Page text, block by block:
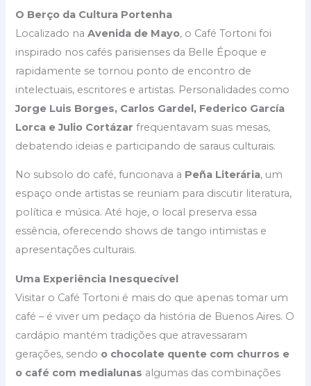
O Berço da Cultura Portenha
Localizado naAvenida de Mayo, o Café Tortoni foi
inspirado nos cafés parisienses da Belle Époque e
rapidamente se tornou ponto de encontro de
intelectuais, escritores e artistas. Personalidades como
Jorge Luis Borges, Carlos Gardel, Federico García
Lorca e Julio Cortázar frequentavam suas mesas,
debatendo ideias e participando de saraus culturais.
No subsolo do café, funcionava a Peña Literária, um
espaço onde artistas se reuniam para discutir literatura,
política e música. Até hoje, o local preserva essa
essência, oferecendo shows de tango intimistas e
apresentações culturais.
Uma Experiência Inesquecível
Visitar o Café Tortoni é mais do que apenas tomar um
café – é viver um pedaço da história de Buenos Aires. O
cardápio mantém tradições que atravessaram
gerações, sendo o chocolate quente com churros e
o café com medialunas algumas das combinações